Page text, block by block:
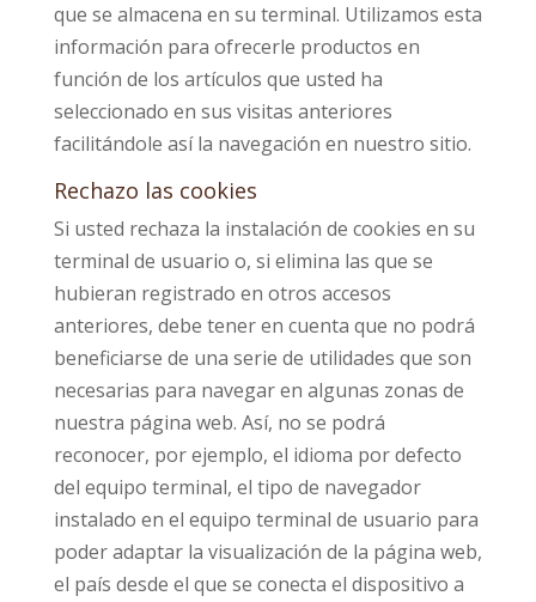
que se almacena en su terminal. Utilizamos esta
información para ofrecerle productos en
función de los artículos que usted ha
seleccionado en sus visitas anteriores
facilitándole así la navegación en nuestro sitio.
Rechazo las cookies
Si usted rechaza la instalación de cookies en su
terminal de usuario o, si elimina las que se
hubieran registrado en otros accesos
anteriores, debe tener en cuenta que no podrá
beneficiarse de una serie de utilidades que son
necesarias para navegar en algunas zonas de
nuestra página web. Así, no se podrá
reconocer, por ejemplo, el idioma por defecto
del equipo terminal, el tipo de navegador
instalado en el equipo terminal de usuario para
poder adaptar la visualización de la página web,
el país desde el que se conecta el dispositivo a